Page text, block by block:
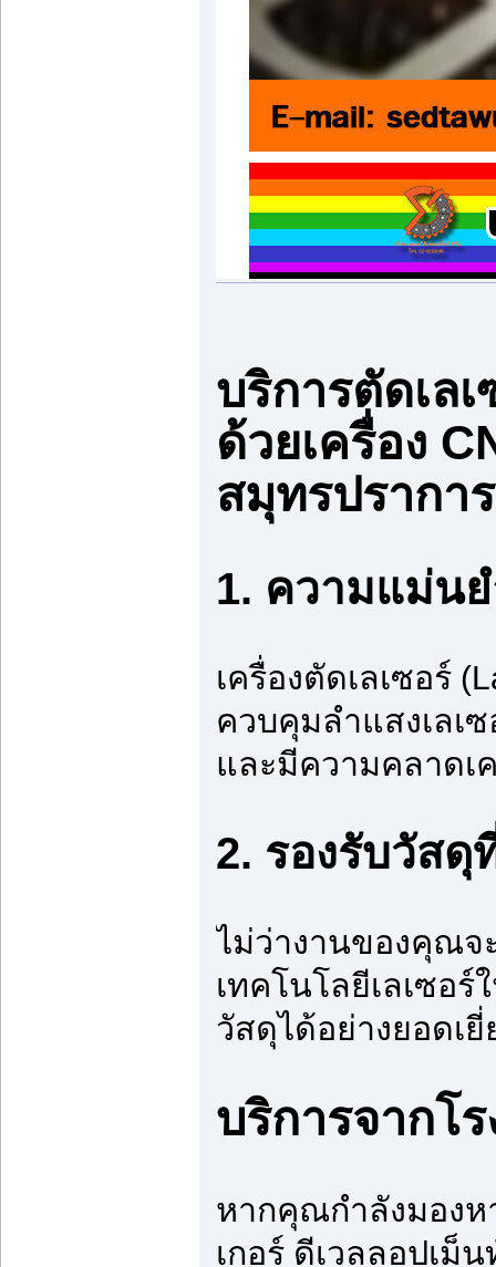
บริการตัดเล
ด้วยเครื่อง
สมุทรปรากา
1. ความแม่น
เครื่องตัดเลเซอร์
ควบคุมลำแสงเลเ
และมีความคลาดเ
2. รองรับวัส
ไม่ว่างานของคุณจ
เทคโนโลยีเลเซอ
วัสดุได้อย่างยอดเ
บริการจากโ
หากคุณกำลังมองห
เกอร์ ดีเวลลอปเ